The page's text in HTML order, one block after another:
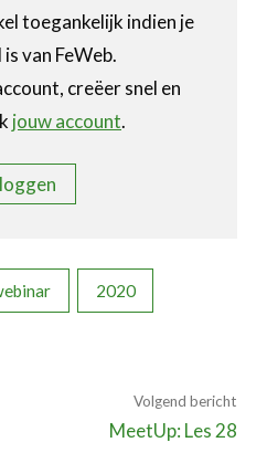
toegankelijk indien je
van FeWeb.
creëer snel en
jouw account.
2020
Volgend bericht
MeetUp: Les 28